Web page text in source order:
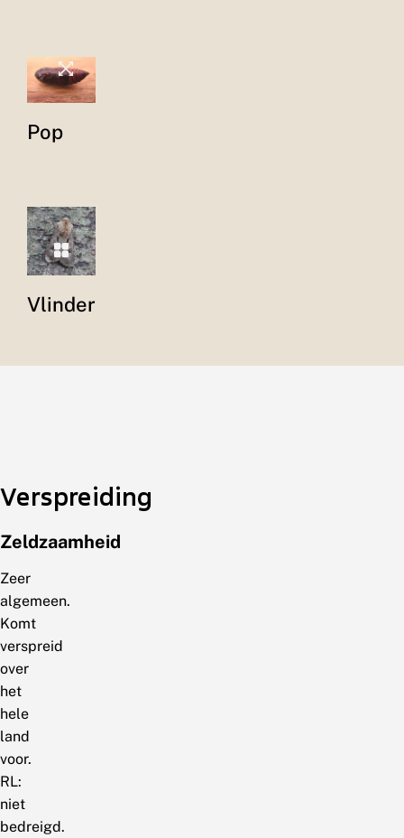
Pop
Vlinder
Verspreiding
Zeldzaamheid
Zeer
algemeen.
Komt
verspreid
over
het
hele
land
voor.
RL:
niet
bedreigd.